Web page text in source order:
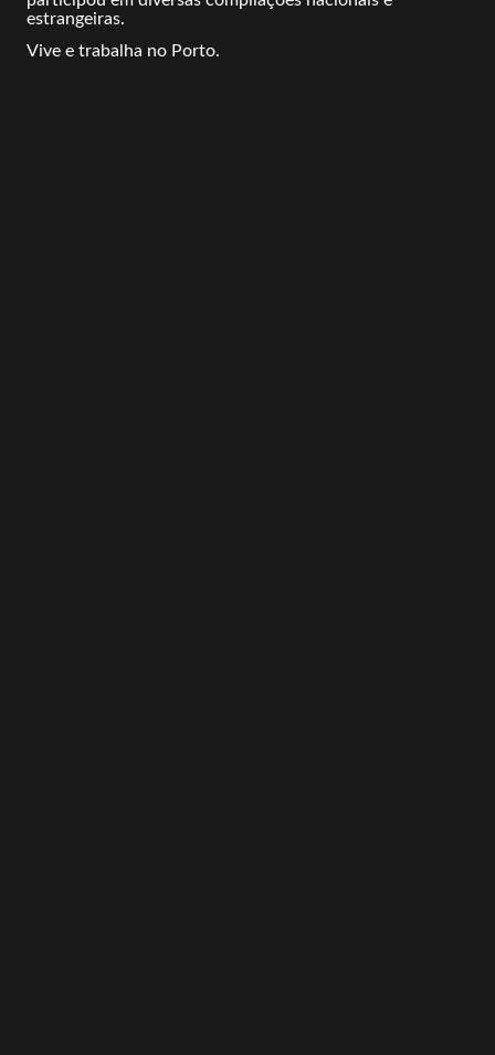
estrangeiras.
Vive e trabalha no Porto.